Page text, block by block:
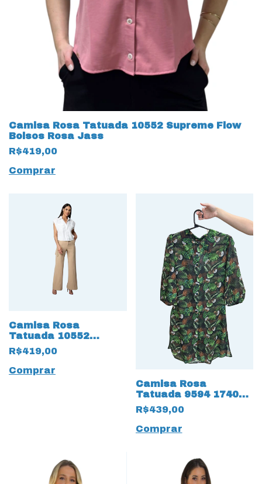
Camisa Rosa Tatuada 10552 Supreme Flow
Bolsos Rosa Jass
R$419,00
Comprar
Camisa Rosa
Tatuada 10552
Supreme Flow Bolsos
Off White
R$419,00
Comprar
Camisa Rosa
Tatuada 9594 174069
Praia Chiffon
Sublimado Verde
R$439,00
Comprar